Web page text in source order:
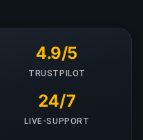
4.9/5
TRUSTPILOT
24/7
LIVE-SUPPORT